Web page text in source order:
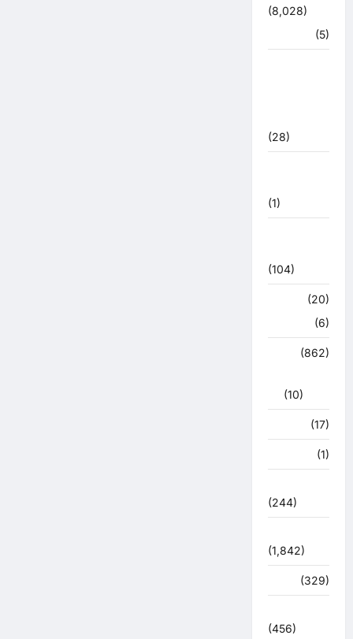
(8,028)
(5)
(28)
(1)
(104)
(20)
(6)
(862)
(10)
(17)
(1)
(244)
(1,842)
(329)
(456)